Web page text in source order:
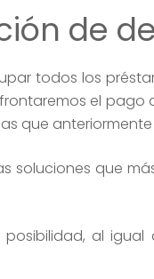
de
todos los
el
que
soluciones que
al igual